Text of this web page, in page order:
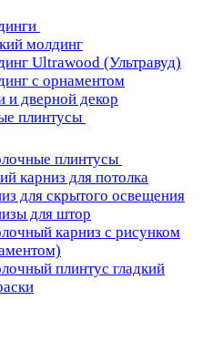
молдинг
Ultrawood (Ультравуд)
с орнаментом
и дверной декор
плинтусы
плинтусы
карниз для потолка
для скрытого освещения
для штор
карниз с рисунком
плинтус гладкий